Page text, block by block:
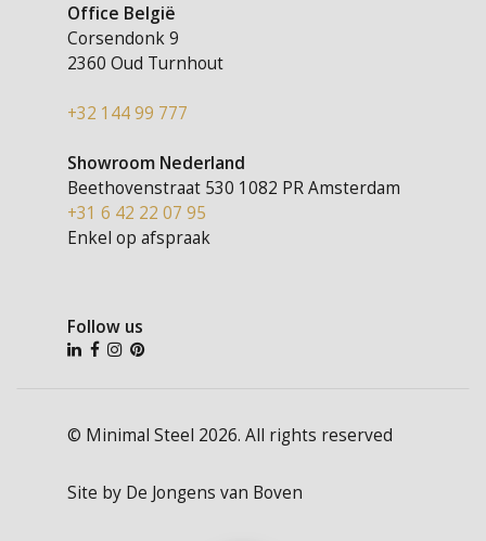
Office België
Corsendonk 9
2360 Oud Turnhout
+32 144 99 777
Showroom Nederland
Beethovenstraat 530 1082 PR Amsterdam
+31 6 42 22 07 95
Enkel op afspraak
Follow us
© Minimal Steel 2026. All rights reserved
Site by De Jongens van Boven